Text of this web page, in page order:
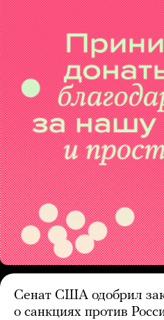
Сенат США одобрил
о санкциях против